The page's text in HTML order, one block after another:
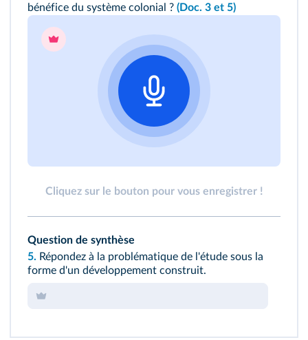
bénéfice du système colonial ? (Doc. 3 et 5)
Cliquez sur le bouton pour vous enregistrer !
Question de synthèse
5. Répondez à la problématique de l'étude sous la
forme d'un développement construit.